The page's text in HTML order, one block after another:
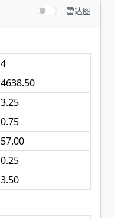
雷达图
4
4638.50
3.25
0.75
57.00
0.25
3.50